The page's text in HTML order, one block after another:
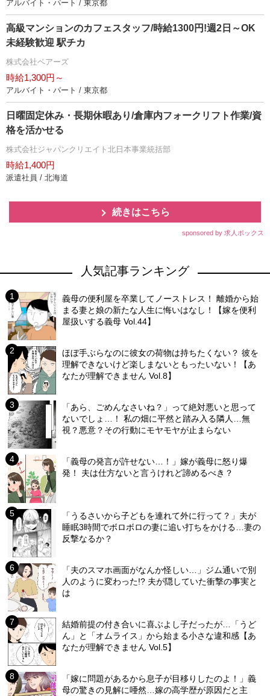
アルバイト・パート / 東京都
高級マンションのカフェスタッフ/時給1300円!週2日～OK
未経験歓迎 駅チカ
株式会社ベアーズ
時給1,300円～
アルバイト・パート / 東京都
日曜固定休み・長期休暇あり/倉庫内フォークリフト作業/資
格を活かせる
株式会社ジャパンクリエイト北日本事業統括部
時給1,400円
派遣社員 / 北海道
続きはこちら
sponsored by 求人ボックス
人気記事ランキング
義母の便利屋を卒業してノーストレス！ 離婚から始
まる妻と娘の新たな人生に悔いはなし！【嫁を便利
屋扱いする義母 Vol.44】
ほぼ手ぶらなのに彼女の荷物は持ちたくない？ 彼を
理解できないけど楽しまないともったいない！【あ
なたが理解できません Vol.8】
「あら、ごめんなさいね？」って絶対悪いと思って
ないでしょ…！ 私の畑に平然と踏み入る隣人…無
視？悪意？その行動にモヤモヤが止まらない
「義母の発言が許せない…！」嫁が義母に怒り爆
発！ 夫は仕方ないと言うけれど諦めるべき？
「うるさいから子どもを連れて外に行って？」夫が
睡眠3時間でボロボロの妻に追い打ちをかける…妻の
反撃なるか？
「夫のスマホ画面がなんか怪しい…」ジム通いで別
人のように変わった!? 夫が隠していた衝撃の事実と
は
結婚前提の付き合いに喜ぶよし子だったが…「うど
ん」と「オムライス」から始まる小さな違和感【あ
なたが理解できません Vol.5】
「嫁に問題があるから息子が目移りしたのよ！」義
母の驚きの見解に唖然…嫁の高学歴が原因だと主